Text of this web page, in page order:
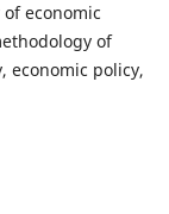
economic
of
economic policy,